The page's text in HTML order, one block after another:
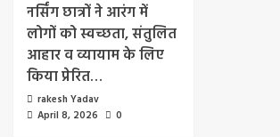
नर्सिंग छात्रों ने आरंग में
लोगों को स्वच्छता, संतुलित
आहार व व्यायाम के लिए
किया प्रेरित…
rakesh Yadav
April 8, 2026
0